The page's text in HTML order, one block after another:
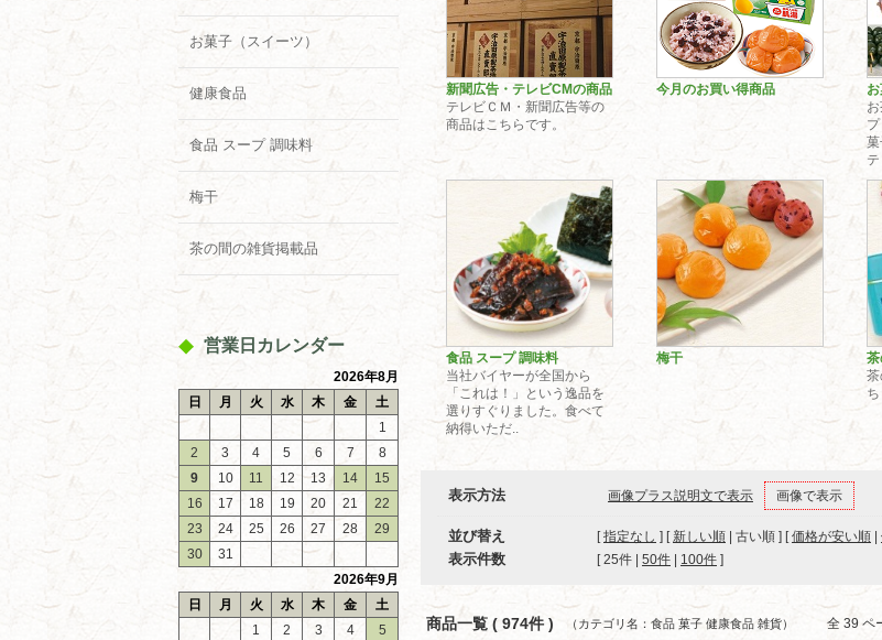
お菓子（スイーツ）
健康食品
食品 スープ 調味料
梅干
茶の間の雑貨掲載品
営業日カレンダー
2026年8月
日
月 火 水 木 金
土
1
2
3 4 5 6 7
8
9
10 11 12 13 14
15
16
17 18 19 20 21
22
23
24 25 26 27 28
29
30
31
2026年9月
日
月 火 水 木 金
土
1
2 3 4
5
新聞広告・テレビCMの商品
テレビＣＭ・新聞広告等の
商品はこちらです。
今月のお買い得商品
食品 スープ 調味料
当社バイヤーが全国から
「これは！」という逸品を
選りすぐりました。食べて
納得いただ..
梅干
茶
表示方法 画像プラス説明文で表示 画像で表示
並び替え [指定なし ] [ 新しい順 | 古い順 ] [価格が安い順
表示件数 [ 25件 50件 100件 ]
商品一覧 ( 974件 ) 全 39 ペ
（カテゴリ名：食品 菓子 健康食品 雑貨）